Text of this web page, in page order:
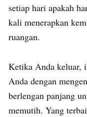
setiap hari apakah
kali menerapkan
ruangan.
Ketika Anda keluar,
Anda dengan
berlengan panjang
memutih. Yang